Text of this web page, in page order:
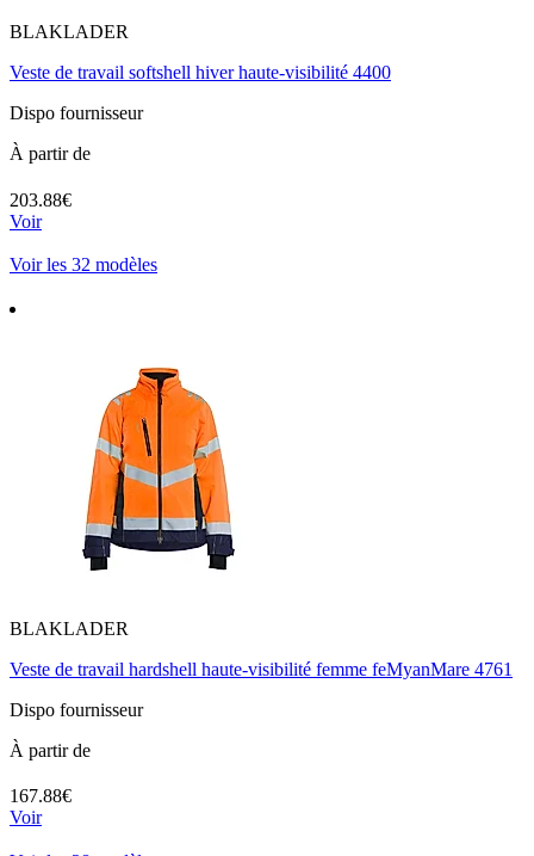
BLAKLADER
Veste de travail softshell hiver haute-visibilité 4400
Dispo fournisseur
À partir de
203.88€
Voir
Voir les 32 modèles
BLAKLADER
Veste de travail hardshell haute-visibilité femme feMyanMare 4761
Dispo fournisseur
À partir de
167.88€
Voir